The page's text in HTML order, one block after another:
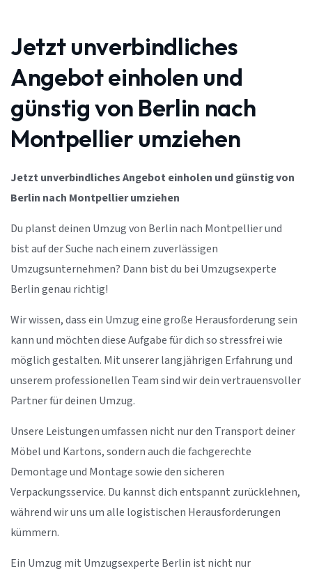
Jetzt unverbindliches
Angebot einholen und
günstig von Berlin nach
Montpellier umziehen
Jetzt unverbindliches Angebot einholen und günstig von
Berlin nach Montpellier umziehen
Du planst deinen Umzug von Berlin nach Montpellier und
bist auf der Suche nach einem zuverlässigen
Umzugsunternehmen? Dann bist du bei Umzugsexperte
Berlin genau richtig!
Wir wissen, dass ein Umzug eine große Herausforderung sein
kann und möchten diese Aufgabe für dich so stressfrei wie
möglich gestalten. Mit unserer langjährigen Erfahrung und
unserem professionellen Team sind wir dein vertrauensvoller
Partner für deinen Umzug.
Unsere Leistungen umfassen nicht nur den Transport deiner
Möbel und Kartons, sondern auch die fachgerechte
Demontage und Montage sowie den sicheren
Verpackungsservice. Du kannst dich entspannt zurücklehnen,
während wir uns um alle logistischen Herausforderungen
kümmern.
Ein Umzug mit Umzugsexperte Berlin ist nicht nur